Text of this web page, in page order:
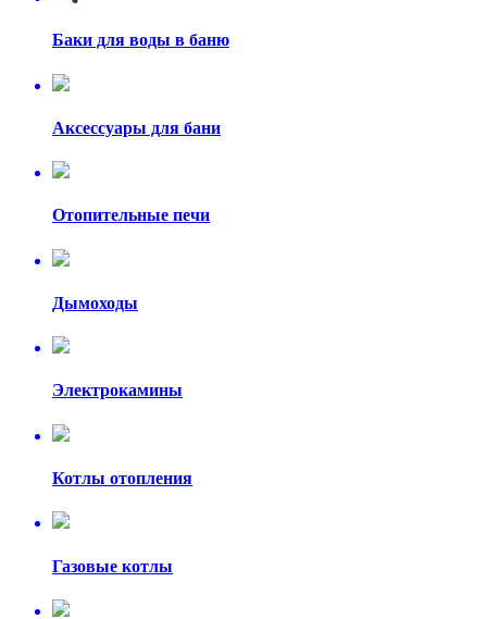
Баки для воды в баню
Аксессуары для бани
Отопительные печи
Дымоходы
Электрокамины
Котлы отопления
Газовые котлы